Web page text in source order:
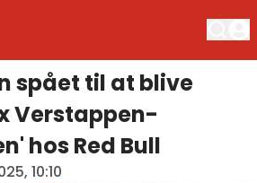
spået til at blive
Verstappen-
hos Red Bull
10:10